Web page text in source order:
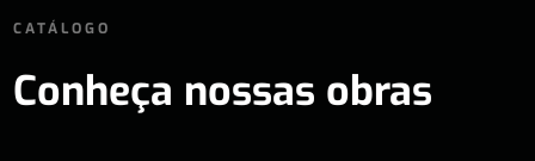
CATÁLOGO
Conheça nossas obras